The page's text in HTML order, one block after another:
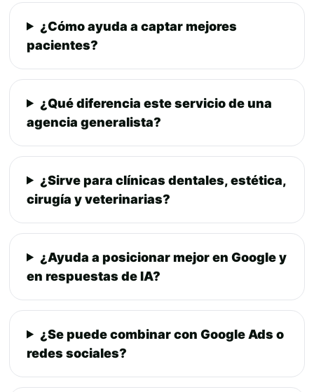
¿Cómo ayuda a captar mejores
pacientes?
¿Qué diferencia este servicio de una
agencia generalista?
¿Sirve para clínicas dentales, estética,
cirugía y veterinarias?
¿Ayuda a posicionar mejor en Google y
en respuestas de IA?
¿Se puede combinar con Google Ads o
redes sociales?